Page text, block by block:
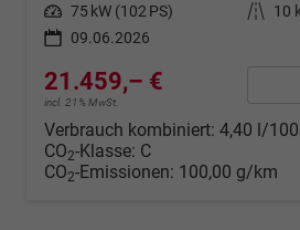
Leistung 75 kW (102 PS) Kilometerstand
10
09.06.2026
21.459,– €
incl. 21% MwSt.
Verbrauch kombiniert: 4,40 l/
CO2-Klasse: C
CO2-Emissionen: 100,00 g/km